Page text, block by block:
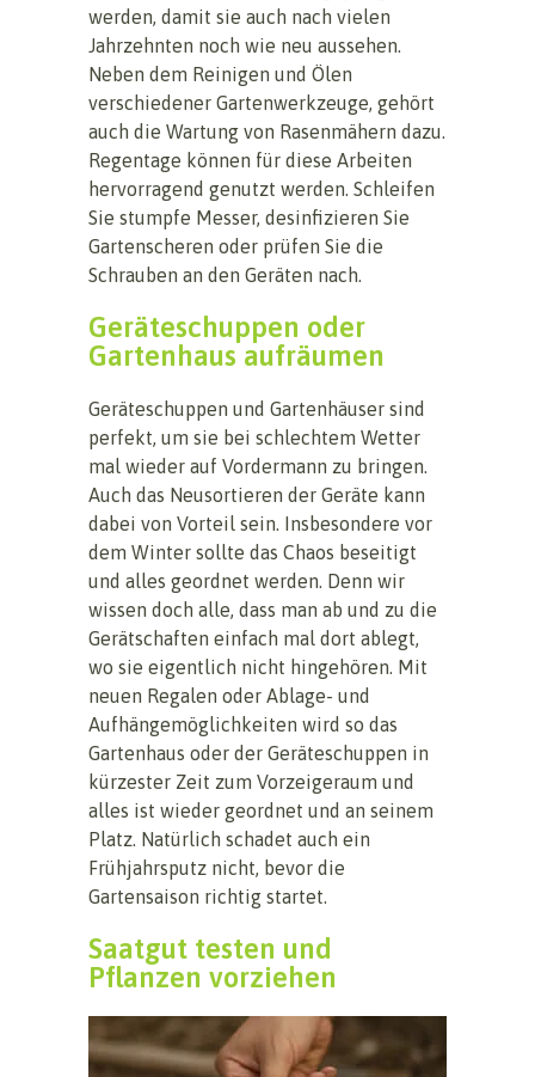
werden, damit sie auch nach vielen
Jahrzehnten noch wie neu aussehen.
Neben dem Reinigen und Ölen
verschiedener Gartenwerkzeuge, gehört
auch die Wartung von Rasenmähern dazu.
Regentage können für diese Arbeiten
hervorragend genutzt werden. Schleifen
Sie stumpfe Messer, desinfizieren Sie
Gartenscheren oder prüfen Sie die
Schrauben an den Geräten nach.
Geräteschuppen oder
Gartenhaus aufräumen
Geräteschuppen und Gartenhäuser sind
perfekt, um sie bei schlechtem Wetter
mal wieder auf Vordermann zu bringen.
Auch das Neusortieren der Geräte kann
dabei von Vorteil sein. Insbesondere vor
dem Winter sollte das Chaos beseitigt
und alles geordnet werden. Denn wir
wissen doch alle, dass man ab und zu die
Gerätschaften einfach mal dort ablegt,
wo sie eigentlich nicht hingehören. Mit
neuen Regalen oder Ablage- und
Aufhängemöglichkeiten wird so das
Gartenhaus oder der Geräteschuppen in
kürzester Zeit zum Vorzeigeraum und
alles ist wieder geordnet und an seinem
Platz. Natürlich schadet auch ein
Frühjahrsputz nicht, bevor die
Gartensaison richtig startet.
Saatgut testen und
Pflanzen vorziehen